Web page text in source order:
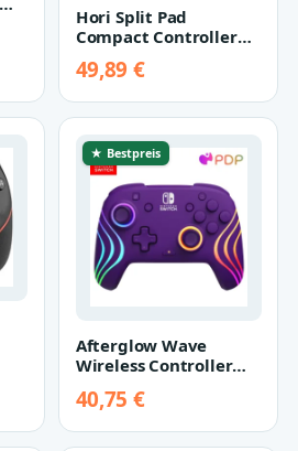
Hori Split Pad
Compact Controller
[für Nintendo Swit…
49,89 €
★ Bestpreis
Afterglow Wave
Wireless Controller
purple
40,75 €